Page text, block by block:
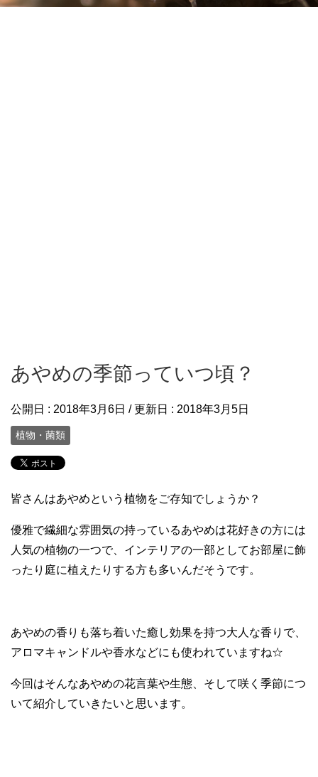
あやめの季節っていつ頃？
公開日 : 2018年3月6日 / 更新日 : 2018年3月5日
植物・菌類
皆さんはあやめという植物をご存知でしょうか？
優雅で繊細な雰囲気の持っているあやめは花好きの方には
人気の植物の一つで、インテリアの一部としてお部屋に飾
ったり庭に植えたりする方も多いんだそうです。
あやめの香りも落ち着いた癒し効果を持つ大人な香りで、
アロマキャンドルや香水などにも使われていますね☆
今回はそんなあやめの花言葉や生態、そして咲く季節につ
いて紹介していきたいと思います。